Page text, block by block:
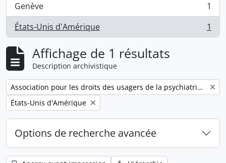
Genève
, 1 résultats
1
États-Unis d'Amérique
, 1 résultats 1
Affichage de 1 résultats
Description archivistique
Remove filter:
Association pour les droits des usagers de la psychiatrie (ADUPSY)
Remove filter:
États-Unis d'Amérique
Options de recherche avancée